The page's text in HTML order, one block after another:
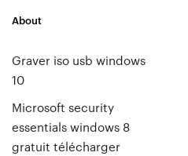
About
Graver iso usb windows
10
Microsoft security
essentials windows 8
gratuit télécharger